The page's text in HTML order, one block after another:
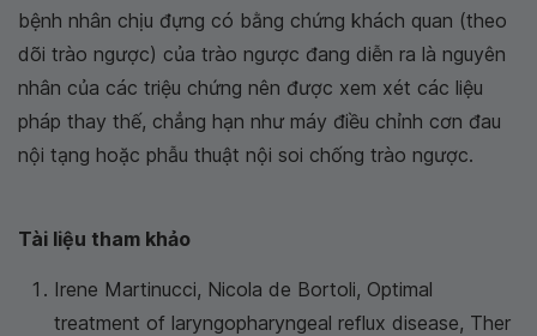
bệnh nhân chịu đựng có bằng chứng khách quan (theo
dõi trào ngược) của trào ngược đang diễn ra là nguyên
nhân của các triệu chứng nên được xem xét các liệu
pháp thay thế, chẳng hạn như máy điều chỉnh cơn đau
nội tạng hoặc phẫu thuật nội soi chống trào ngược.
Tài liệu tham khảo
Irene Martinucci, Nicola de Bortoli, Optimal
treatment of laryngopharyngeal reflux disease, Ther